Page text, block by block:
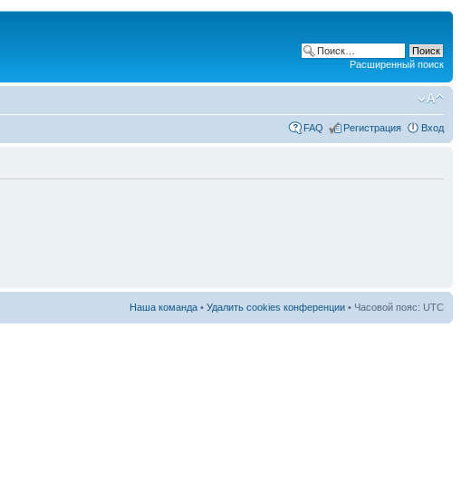
Расширенный поиск
FAQ Регистрация Вход
Наша команда • Удалить cookies конференции • Часовой пояс: UTC